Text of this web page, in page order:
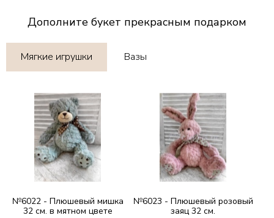
Дополните букет прекрасным подарком
Мягкие игрушки Вазы
№6022 - Плюшевый мишка
32 см. в мятном цвете
№6023 - Плюшевый розовый
заяц 32 см.